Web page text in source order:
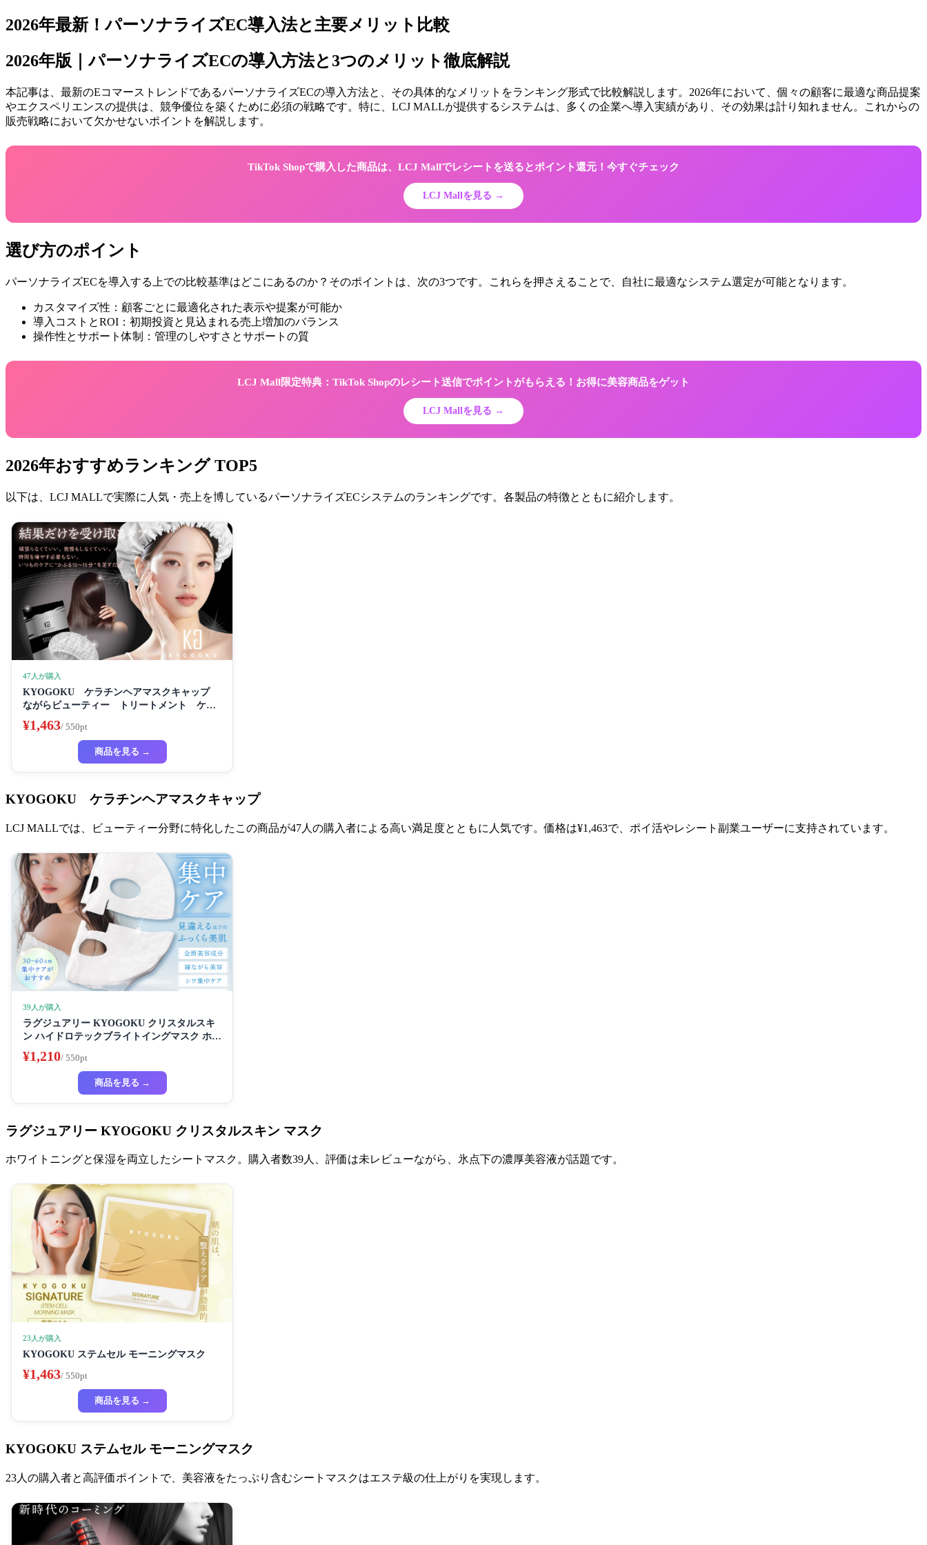
2026年最新！パーソナライズEC導入法と主要メリット比較
2026年版｜パーソナライズECの導入方法と3つのメリット徹底解説
本記事は、最新のEコマーストレンドであるパーソナライズECの導入方法と、その具体的なメリットをランキング形式で比較解説します。2026年において、個々の顧客に最適な商品提案
やエクスペリエンスの提供は、競争優位を築くために必須の戦略です。特に、LCJ MALLが提供するシステムは、多くの企業へ導入実績があり、その効果は計り知れません。これからの
販売戦略において欠かせないポイントを解説します。
TikTok Shopで購入した商品は、LCJ Mallでレシートを送るとポイント還元！今すぐチェック
LCJ Mallを見る →
選び方のポイント
パーソナライズECを導入する上での比較基準はどこにあるのか？そのポイントは、次の3つです。これらを押さえることで、自社に最適なシステム選定が可能となります。
カスタマイズ性：顧客ごとに最適化された表示や提案が可能か
導入コストとROI：初期投資と見込まれる売上増加のバランス
操作性とサポート体制：管理のしやすさとサポートの質
LCJ Mall限定特典：TikTok Shopのレシート送信でポイントがもらえる！お得に美容商品をゲット
LCJ Mallを見る →
2026年おすすめランキング TOP5
以下は、LCJ MALLで実際に人気・売上を博しているパーソナライズECシステムのランキングです。各製品の特徴とともに紹介します。
47人が購入
KYOGOKU ケラチンヘアマスクキャップ
ながらビューティー トリートメント ケラ
¥1,463/ 550pt
商品を見る →
KYOGOKU ケラチンヘアマスクキャップ
LCJ MALLでは、ビューティー分野に特化したこの商品が47人の購入者による高い満足度とともに人気です。価格は¥1,463で、ポイ活やレシート副業ユーザーに支持されています。
39人が購入
ラグジュアリー KYOGOKU クリスタルスキ
ン ハイドロテックブライトイングマスク ホワ
フェイスパック ビューティーサロン監修者 シ
ートマスク ハイドラ 美容液
¥1,210/ 550pt
商品を見る →
ラグジュアリー KYOGOKU クリスタルスキン マスク
ホワイトニングと保湿を両立したシートマスク。購入者数39人、評価は未レビューながら、氷点下の濃厚美容液が話題です。
23人が購入
KYOGOKU ステムセル モーニングマスク
¥1,463/ 550pt
商品を見る →
KYOGOKU ステムセル モーニングマスク
23人の購入者と高評価ポイントで、美容液をたっぷり含むシートマスクはエステ級の仕上がりを実現します。